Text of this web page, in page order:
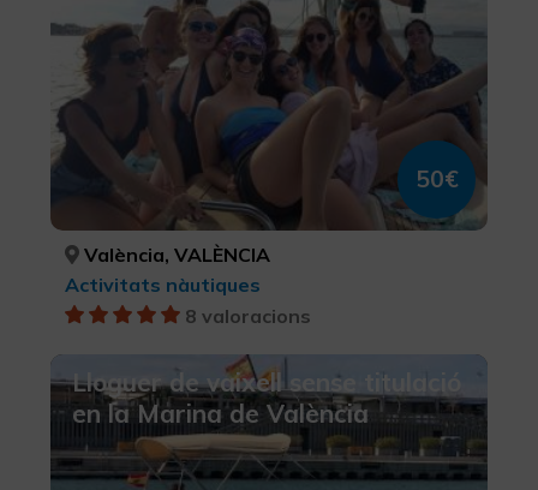
50€
València, VALÈNCIA
Activitats nàutiques
8 valoracions
Lloguer de vaixell sense titulació
en la Marina de València